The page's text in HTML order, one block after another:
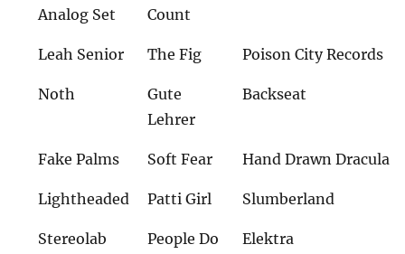
Analog Set
Count
Leah Senior The Fig Poison City Records
Noth
Gute
Lehrer
Backseat
Fake Palms Soft Fear Hand Drawn Dracula
Lightheaded Patti Girl Slumberland
Stereolab
People Do
Elektra